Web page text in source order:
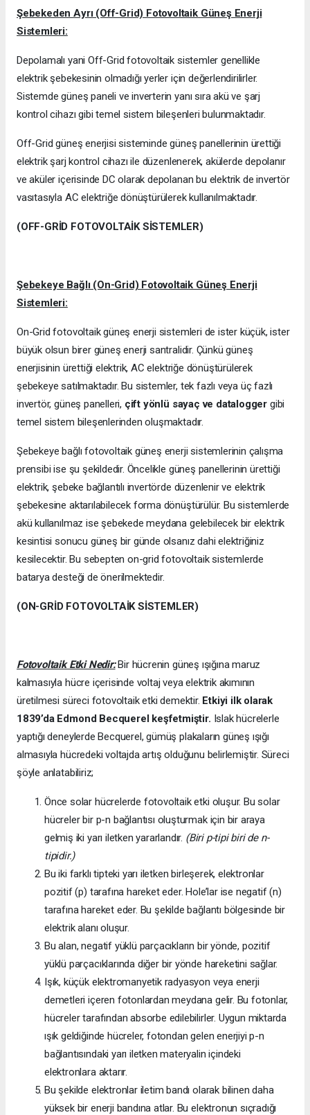
Şebekeden Ayrı (Off-Grid) Fotovoltaik Güneş Enerji
Sistemleri:
Depolamalı yani Off-Grid fotovoltaik sistemler genellikle
elektrik şebekesinin olmadığı yerler için değerlendirilirler.
Sistemde güneş paneli ve inverterin yanı sıra akü ve şarj
kontrol cihazı gibi temel sistem bileşenleri bulunmaktadır.
Off-Grid güneş enerjisi sisteminde güneş panellerinin ürettiği
elektrik şarj kontrol cihazı ile düzenlenerek, akülerde depolanır
ve aküler içerisinde DC olarak depolanan bu elektrik de invertör
vasıtasıyla AC elektriğe dönüştürülerek kullanılmaktadır.
(OFF-GRİD FOTOVOLTAİK SİSTEMLER)
Şebekeye Bağlı (On-Grid) Fotovoltaik Güneş Enerji
Sistemleri:
On-Grid fotovoltaik güneş enerji sistemleri de ister küçük, ister
büyük olsun birer güneş enerji santralidir. Çünkü güneş
enerjisinin ürettiği elektrik, AC elektriğe dönüştürülerek
şebekeye satılmaktadır. Bu sistemler, tek fazlı veya üç fazlı
invertör, güneş panelleri, çift yönlü sayaç ve datalogger gibi
temel sistem bileşenlerinden oluşmaktadır.
Şebekeye bağlı fotovoltaik güneş enerji sistemlerinin çalışma
prensibi ise şu şekildedir. Öncelikle güneş panellerinin ürettiği
elektrik, şebeke bağlantılı invertörde düzenlenir ve elektrik
şebekesine aktarılabilecek forma dönüştürülür. Bu sistemlerde
akü kullanılmaz ise şebekede meydana gelebilecek bir elektrik
kesintisi sonucu güneş bir günde olsanız dahi elektriğiniz
kesilecektir. Bu sebepten on-grid fotovoltaik sistemlerde
batarya desteği de önerilmektedir.
(ON-GRİD FOTOVOLTAİK SİSTEMLER)
Fotovoltaik Etki Nedir:Bir hücrenin güneş ışığına maruz
kalmasıyla hücre içerisinde voltaj veya elektrik akımının
üretilmesi süreci fotovoltaik etki demektir. Etkiyi ilk olarak
1839’da Edmond Becquerel keşfetmiştir. Islak hücrelerle
yaptığı deneylerde Becquerel, gümüş plakaların güneş ışığı
almasıyla hücredeki voltajda artış olduğunu belirlemiştir. Süreci
şöyle anlatabiliriz;
Önce solar hücrelerde fotovoltaik etki oluşur. Bu solar
hücreler bir p-n bağlantısı oluşturmak için bir araya
gelmiş iki yarı iletken yararlandır. (Biri p-tipi biri de n-
tipidir.)
Bu iki farklı tipteki yarı iletken birleşerek, elektronlar
pozitif (p) tarafına hareket eder. Hole’lar ise negatif (n)
tarafına hareket eder. Bu şekilde bağlantı bölgesinde bir
elektrik alanı oluşur.
Bu alan, negatif yüklü parçacıkların bir yönde, pozitif
yüklü parçacıklarında diğer bir yönde hareketini sağlar.
Işık, küçük elektromanyetik radyasyon veya enerji
demetleri içeren fotonlardan meydana gelir. Bu fotonlar,
hücreler tarafından absorbe edilebilirler. Uygun miktarda
ışık geldiğinde hücreler, fotondan gelen enerjiyi p-n
bağlantısındaki yarı iletken materyalin içindeki
elektronlara aktarır.
Bu şekilde elektronlar iletim bandı olarak bilinen daha
yüksek bir enerji bandına atlar. Bu elektronun sıçradığı